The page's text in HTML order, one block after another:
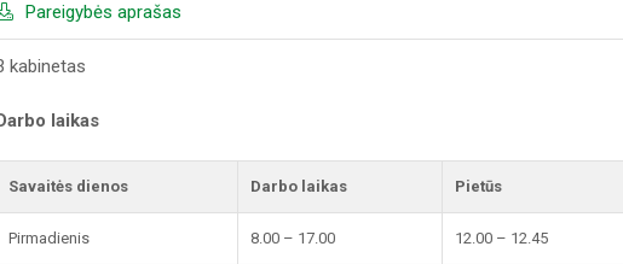
Pareigybės aprašas
kabinetas
laikas
Savaitės dienos Darbo laikas Pietūs
Pirmadienis 8.00 – 17.00 12.00 – 12.45